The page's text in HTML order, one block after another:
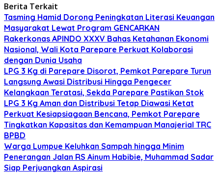
Berita Terkait
Tasming Hamid Dorong Peningkatan Literasi Keuangan
Masyarakat Lewat Program GENCARKAN
Rakerkonas APINDO XXXV Bahas Ketahanan Ekonomi
Nasional, Wali Kota Parepare Perkuat Kolaborasi
dengan Dunia Usaha
LPG 3 Kg di Parepare Disorot, Pemkot Parepare Turun
Langsung Awasi Distribusi Hingga Pengecer
Kelangkaan Teratasi, Sekda Parepare Pastikan Stok
LPG 3 Kg Aman dan Distribusi Tetap Diawasi Ketat
Perkuat Kesiapsiagaan Bencana, Pemkot Parepare
Tingkatkan Kapasitas dan Kemampuan Manajerial TRC
BPBD
Warga Lumpue Keluhkan Sampah hingga Minim
Penerangan Jalan RS Ainum Habibie, Muhammad Sadar
Siap Perjuangkan Aspirasi